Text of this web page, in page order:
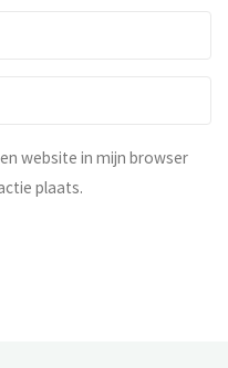
website in mijn browser
plaats.